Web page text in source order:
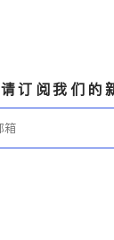
请订阅我们的